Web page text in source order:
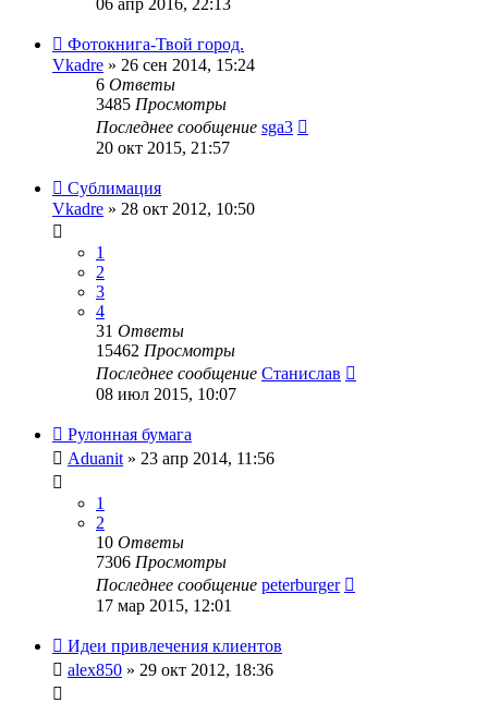
Фотокнига-Твой город.
Vkadre » 26 сен 2014, 15:24
6 Ответы
3485 Просмотры
Последнее сообщение sga3
20 окт 2015, 21:57
Сублимация
Vkadre » 28 окт 2012, 10:50
1
2
3
4
31 Ответы
15462 Просмотры
Последнее сообщение Станислав
08 июл 2015, 10:07
Рулонная бумага
Aduanit » 23 апр 2014, 11:56
1
2
10 Ответы
7306 Просмотры
Последнее сообщение peterburger
17 мар 2015, 12:01
Идеи привлечения клиентов
alex850 » 29 окт 2012, 18:36